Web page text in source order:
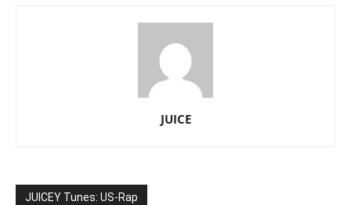
JUICE
JUICEY Tunes: US-Rap